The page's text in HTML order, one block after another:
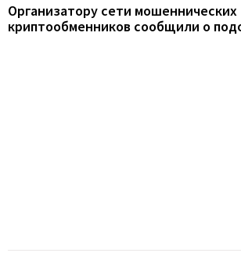
Организатору сети мошеннических
криптообменников сообщили о